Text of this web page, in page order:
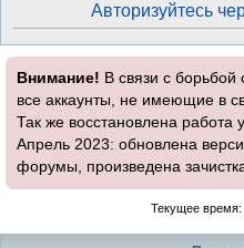
Авторизуйтесь
Внимание! В связи с
все аккаунты, не имеющие в
Так же восстановлена работа
Апрель 2023: обновлена
форумы, произведена
Текущее время: